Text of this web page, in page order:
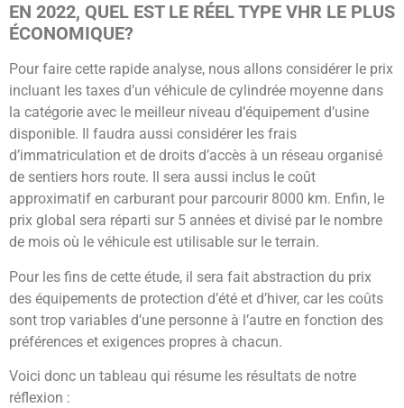
EN 2022, QUEL EST LE RÉEL TYPE VHR LE PLUS
ÉCONOMIQUE?
Pour faire cette rapide analyse, nous allons considérer le prix
incluant les taxes d’un véhicule de cylindrée moyenne dans
la catégorie avec le meilleur niveau d’équipement d’usine
disponible. Il faudra aussi considérer les frais
d’immatriculation et de droits d’accès à un réseau organisé
de sentiers hors route. Il sera aussi inclus le coût
approximatif en carburant pour parcourir 8000 km. Enfin, le
prix global sera réparti sur 5 années et divisé par le nombre
de mois où le véhicule est utilisable sur le terrain.
Pour les fins de cette étude, il sera fait abstraction du prix
des équipements de protection d’été et d’hiver, car les coûts
sont trop variables d’une personne à l’autre en fonction des
préférences et exigences propres à chacun.
Voici donc un tableau qui résume les résultats de notre
réflexion :